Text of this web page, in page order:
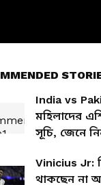
India vs
মহিলাদের
সূচি, জেনে
Vinicius Jr:
থাকছেন না